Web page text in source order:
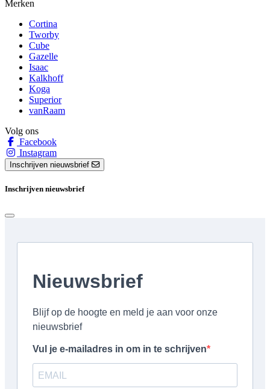
Merken
Cortina
Tworby
Cube
Gazelle
Isaac
Kalkhoff
Koga
Superior
vanRaam
Volg ons
Facebook
Instagram
Inschrijven nieuwsbrief
Inschrijven nieuwsbrief